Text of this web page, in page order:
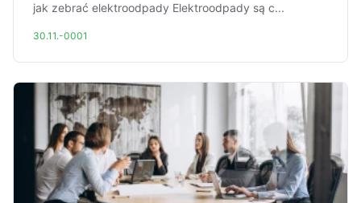
jak zebrać elektroodpady Elektroodpady są c...
30.11.-0001